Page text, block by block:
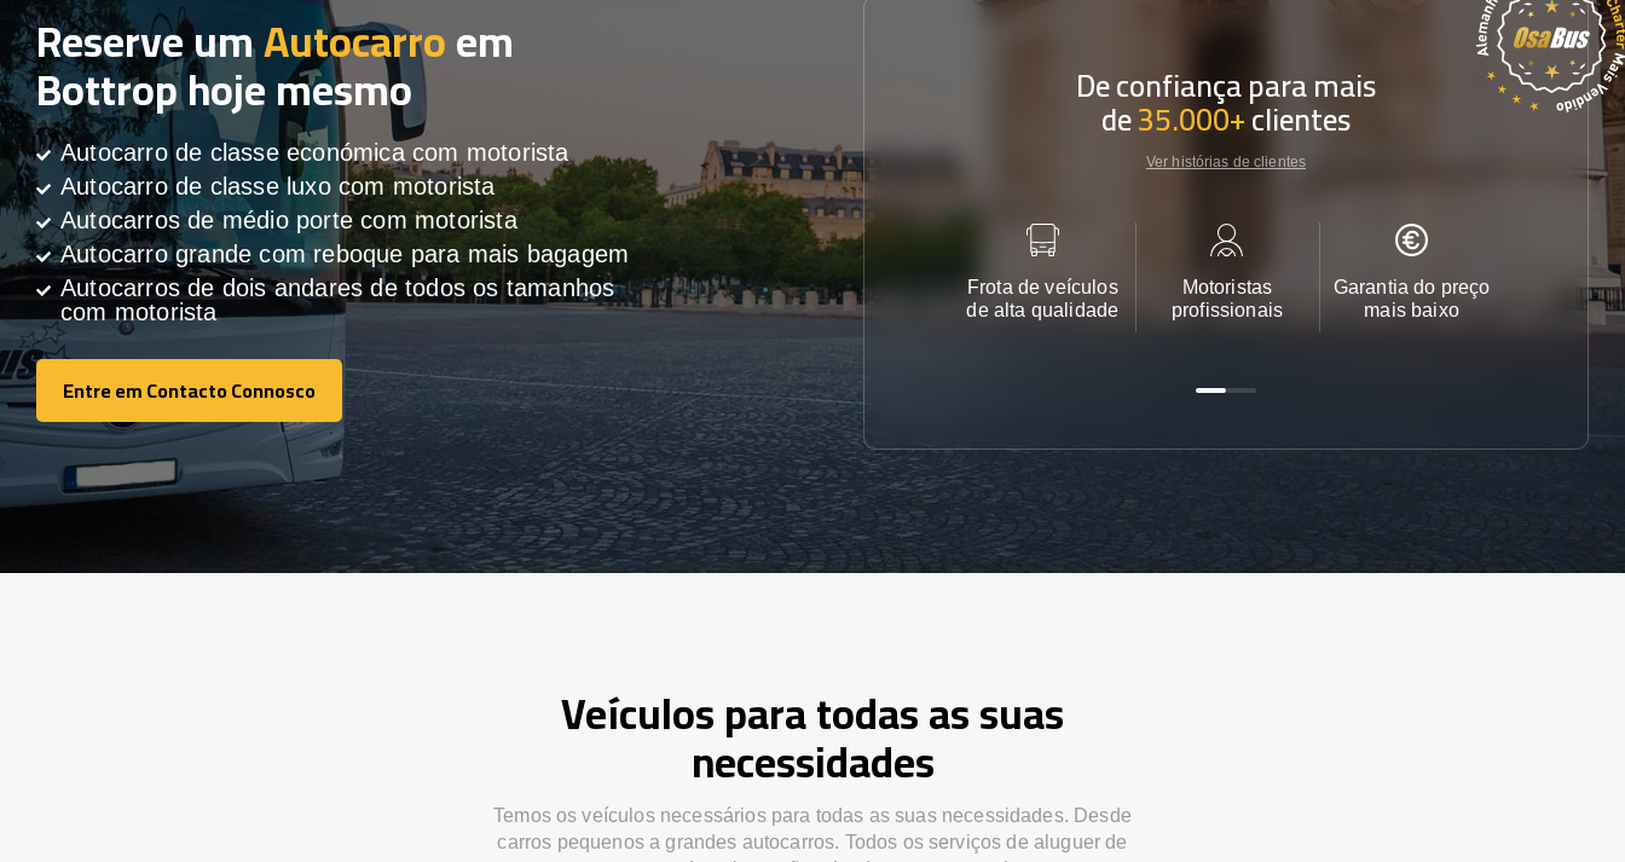
Reserve umAutocarroem
Bottrop hoje mesmo
Autocarro de classe económica com motorista
Autocarro de classe luxo com motorista
Autocarros de médio porte com motorista
Autocarro grande com reboque para mais bagagem
Autocarros de dois andares de todos os tamanhos
com motorista
Entre em Contacto Connosco
Entre em Contacto Connosco
De confiança para mais
de35.000+clientes
Ver histórias de clientes
Frota de veículos
de alta qualidade
Motoristas
profissionais
Garantia do preço
mais baixo
Apoio ao
24/7
Veículos para todas as suas
necessidades
Temos os veículos necessários para todas as suas necessidades. Desde
carros pequenos a grandes autocarros. Todos os serviços de aluguer de